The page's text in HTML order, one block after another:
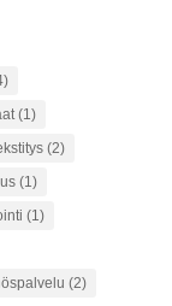
(1)
(2)
(1)
(1)
(2)